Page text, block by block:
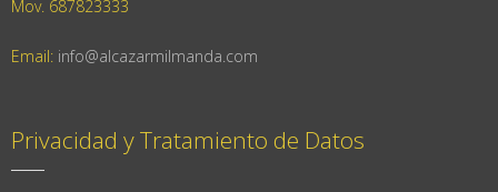
Mov. 687823333
Email: info@alcazarmilmanda.com
Privacidad y Tratamiento de Datos